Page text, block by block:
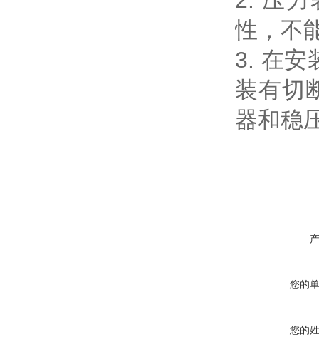
性，不
3. 在安
装有切
器和稳
您的
您的